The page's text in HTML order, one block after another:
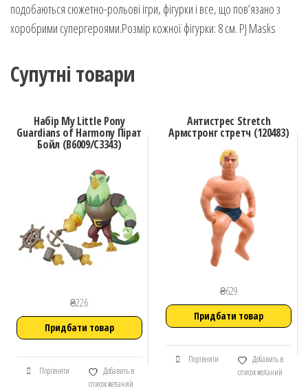
подобаються сюжетно-рольові ігри, фігурки і все, що пов’язано з
хоробрими супергероями.Розмір кожної фігурки: 8 см. PJ Masks
Супутні товари
Набір My Little Pony
Guardians of Harmony Пірат
Бойл (B6009/C3343)
₴226
Придбати товар
Порівняти
Добавить в
список желаний
Антистрес Stretch
Армстронг стретч (120483)
₴629
Придбати товар
Порівняти
Добавить в
список желаний